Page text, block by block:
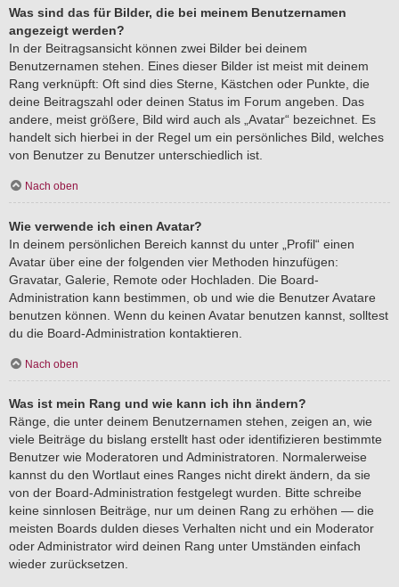
Was sind das für Bilder, die bei meinem Benutzernamen
angezeigt werden?
In der Beitragsansicht können zwei Bilder bei deinem
Benutzernamen stehen. Eines dieser Bilder ist meist mit deinem
Rang verknüpft: Oft sind dies Sterne, Kästchen oder Punkte, die
deine Beitragszahl oder deinen Status im Forum angeben. Das
andere, meist größere, Bild wird auch als „Avatar“ bezeichnet. Es
handelt sich hierbei in der Regel um ein persönliches Bild, welches
von Benutzer zu Benutzer unterschiedlich ist.
Nach oben
Wie verwende ich einen Avatar?
In deinem persönlichen Bereich kannst du unter „Profil“ einen
Avatar über eine der folgenden vier Methoden hinzufügen:
Gravatar, Galerie, Remote oder Hochladen. Die Board-
Administration kann bestimmen, ob und wie die Benutzer Avatare
benutzen können. Wenn du keinen Avatar benutzen kannst, solltest
du die Board-Administration kontaktieren.
Nach oben
Was ist mein Rang und wie kann ich ihn ändern?
Ränge, die unter deinem Benutzernamen stehen, zeigen an, wie
viele Beiträge du bislang erstellt hast oder identifizieren bestimmte
Benutzer wie Moderatoren und Administratoren. Normalerweise
kannst du den Wortlaut eines Ranges nicht direkt ändern, da sie
von der Board-Administration festgelegt wurden. Bitte schreibe
keine sinnlosen Beiträge, nur um deinen Rang zu erhöhen — die
meisten Boards dulden dieses Verhalten nicht und ein Moderator
oder Administrator wird deinen Rang unter Umständen einfach
wieder zurücksetzen.